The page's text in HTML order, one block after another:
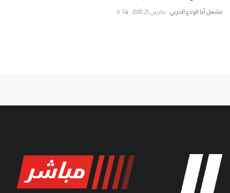
مشعل أبا الودع الحربي مارس 21, 2020 0